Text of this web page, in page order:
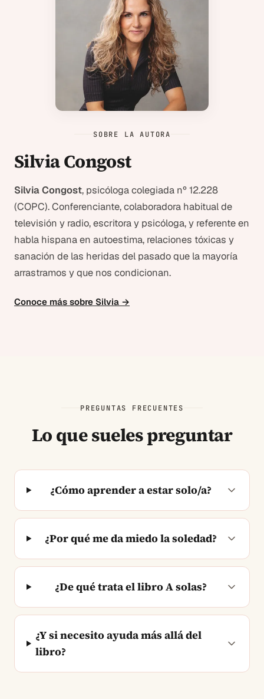
SOBRE LA AUTORA
Silvia Congost
Silvia Congost, psicóloga colegiada nº 12.228
(COPC). Conferenciante, colaboradora habitual de
televisión y radio, escritora y psicóloga, y referente en
habla hispana en autoestima, relaciones tóxicas y
sanación de las heridas del pasado que la mayoría
arrastramos y que nos condicionan.
Conoce más sobre Silvia →
PREGUNTAS FRECUENTES
Lo que sueles preguntar
¿Cómo aprender a estar solo/a?
¿Por qué me da miedo la soledad?
¿De qué trata el libro A solas?
¿Y si necesito ayuda más allá del
libro?